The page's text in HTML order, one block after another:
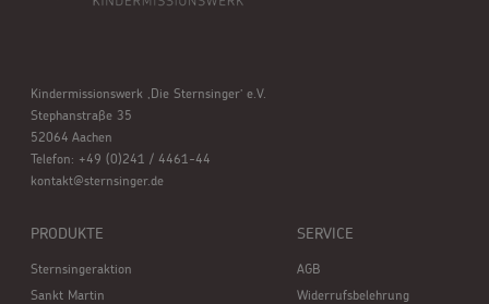
Kindermissionswerk ,Die Sternsinger’ e.V.
Stephanstraße 35
52064 Aachen
Telefon: +49 (0)241 / 4461-44
kontakt@sternsinger.de
PRODUKTE
Sternsingeraktion
Sankt Martin
SERVICE
AGB
Widerrufsbelehrung